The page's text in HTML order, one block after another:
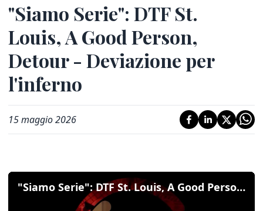
"Siamo Serie": DTF St.
Louis, A Good Person,
Detour - Deviazione per
l'inferno
15 maggio 2026
"Siamo Serie": DTF St. Louis, A Good Person, Detour - Deviazione per l'inferno